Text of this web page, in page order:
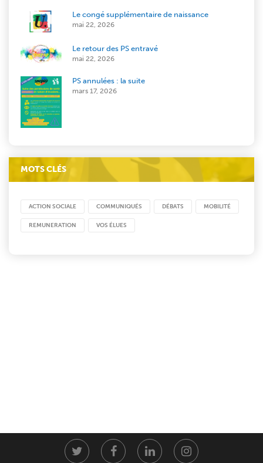
Le congé supplémentaire de naissance
mai 22, 2026
Le retour des PS entravé
mai 22, 2026
PS annulées : la suite
mars 17, 2026
MOTS CLÉS
ACTION SOCIALE COMMUNIQUÉS DÉBATS MOBILITÉ
REMUNERATION VOS ÉLUES